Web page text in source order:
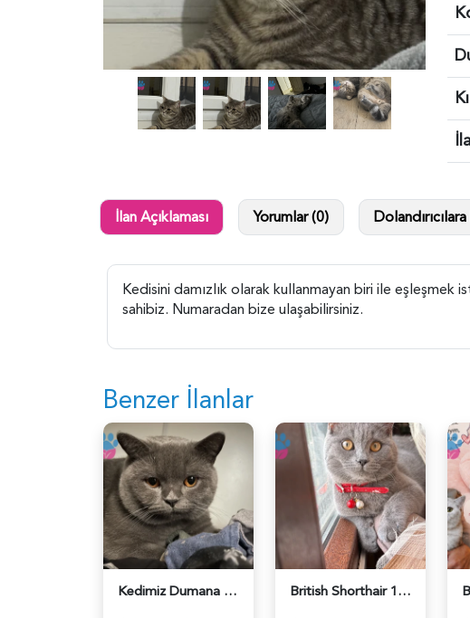
İlan Açıklaması Yorumlar (0)
Kedisini damızlık olarak kullanmayan biri ile
sahibiz. Numaradan bize ulaşabilirsiniz.
Benzer İlanlar
Kedimiz Dumana Dişi Eş arıyoruz - 118984658 British Shorthair 1 Yaşında Eş Arıyor - 118984662